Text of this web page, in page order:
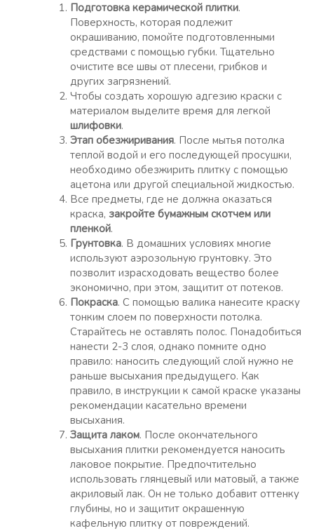
Подготовка керамической плитки.
Поверхность, которая подлежит
окрашиванию, помойте подготовленными
средствами с помощью губки. Тщательно
очистите все швы от плесени, грибков и
других загрязнений.
Чтобы создать хорошую адгезию краски с
материалом выделите время для легкой
шлифовки.
Этап обезжиривания. После мытья потолка
теплой водой и его последующей просушки,
необходимо обезжирить плитку с помощью
ацетона или другой специальной жидкостью.
Все предметы, где не должна оказаться
краска, закройте бумажным скотчем или
пленкой.
Грунтовка. В домашних условиях многие
используют аэрозольную грунтовку. Это
позволит израсходовать вещество более
экономично, при этом, защитит от потеков.
Покраска. С помощью валика нанесите краску
тонким слоем по поверхности потолка.
Старайтесь не оставлять полос. Понадобиться
нанести 2-3 слоя, однако помните одно
правило: наносить следующий слой нужно не
раньше высыхания предыдущего. Как
правило, в инструкции к самой краске указаны
рекомендации касательно времени
высыхания.
Защита лаком. После окончательного
высыхания плитки рекомендуется наносить
лаковое покрытие. Предпочтительно
использовать глянцевый или матовый, а также
акриловый лак. Он не только добавит оттенку
глубины, но и защитит окрашенную
кафельную плитку от повреждений.